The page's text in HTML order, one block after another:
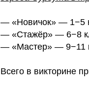
— «Новичок» — 1−5
— «Стажёр» — 6−8
— «Мастер» — 9−11
Всего в викторине